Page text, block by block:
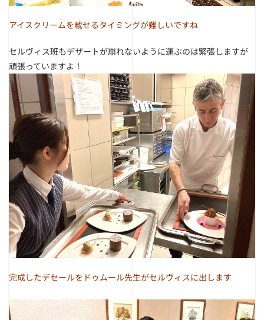
アイスクリームを載せるタイミングが難しいですね
セルヴィス班もデザートが崩れないように運ぶのは緊張しますが
頑張っていますよ！
完成したデセールをドゥムール先生がセルヴィスに出します